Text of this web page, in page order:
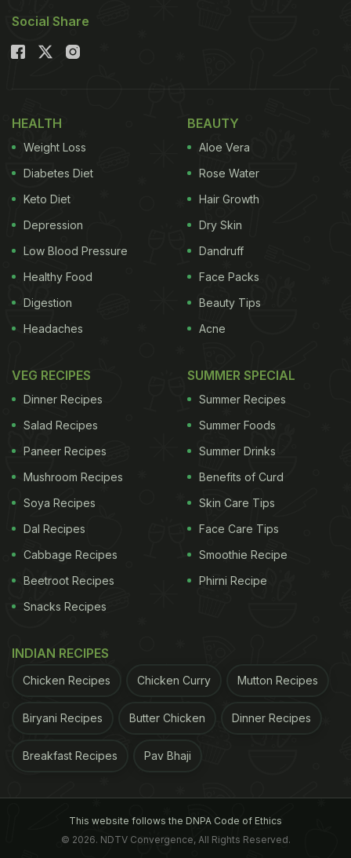
Social Share
HEALTH
Weight Loss
Diabetes Diet
Keto Diet
Depression
Low Blood Pressure
Healthy Food
Digestion
Headaches
BEAUTY
Aloe Vera
Rose Water
Hair Growth
Dry Skin
Dandruff
Face Packs
Beauty Tips
Acne
VEG RECIPES
Dinner Recipes
Salad Recipes
Paneer Recipes
Mushroom Recipes
Soya Recipes
Dal Recipes
Cabbage Recipes
Beetroot Recipes
Snacks Recipes
SUMMER SPECIAL
Summer Recipes
Summer Foods
Summer Drinks
Benefits of Curd
Skin Care Tips
Face Care Tips
Smoothie Recipe
Phirni Recipe
INDIAN RECIPES
Chicken Recipes Chicken Curry Mutton Recipes
Biryani Recipes Butter Chicken Dinner Recipes
Breakfast Recipes Pav Bhaji
This website follows the DNPA Code of Ethics
© 2026. NDTV Convergence, All Rights Reserved.